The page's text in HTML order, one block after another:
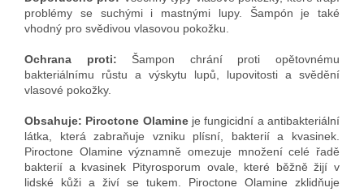
problémy se suchými i mastnými lupy. Šampón je také
vhodný pro svědivou vlasovou pokožku.
Ochrana proti: Šampon chrání proti opětovnému
bakteriálnímu růstu a výskytu lupů, lupovitosti a svědění
vlasové pokožky.
Obsahuje: Piroctone Olamineje fungicidní a antibakteriální
látka, která zabraňuje vzniku plísní, bakterií a kvasinek.
Piroctone Olamine významně omezuje množení celé řadě
bakterií a kvasinek Pityrosporum ovale, které běžně žijí v
lidské kůži a živí se tukem. Piroctone Olamine zklidňuje